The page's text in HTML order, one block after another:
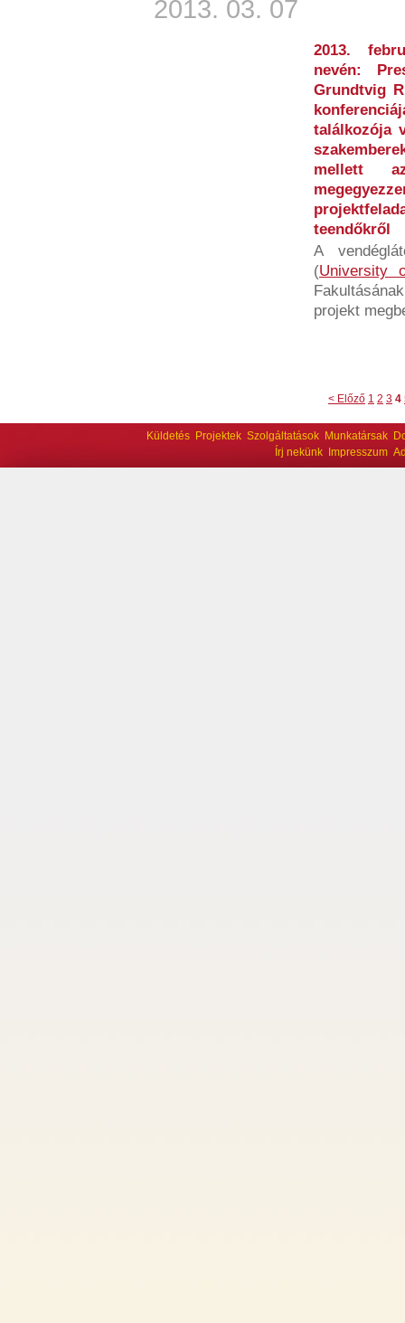
2013. 03. 07
2013.
nevén:
Grundtvig
találkozója
mellett
teendőkről
A
(University
projekt
< Előző 1 2 3 4
Küldetés Projektek Szolgáltatások Munkatársak
Írj nekünk
Impresszum